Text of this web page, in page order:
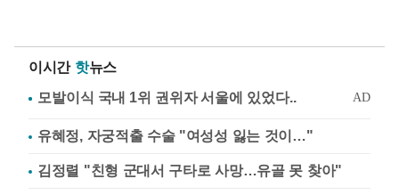
이시간 핫뉴스
유혜정, 자궁적출 수술 "여성성 잃는 것이…"
김정렬 "친형 군대서 구타로 사망…유골 못 찾아"